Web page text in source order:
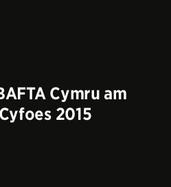
Cymru am
2015